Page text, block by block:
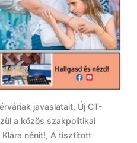
javaslatait, Új CT-
a közös szakpolitikai
nénit!, A tisztított